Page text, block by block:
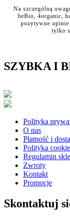
Na szczególną
beBio, 4organic,
pozytywne
tylko
SZYBKA I
Polityka
O nas
Płatność i
Polityka
Regulamin
Zwroty
Kontakt
Promocje
Skontaktuj